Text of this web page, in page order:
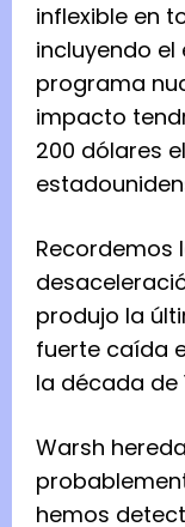
inflexible en
incluyendo el
programa
impacto
200 dólares
Recordemos
produjo la
fuerte caída
la década de
Warsh
hemos